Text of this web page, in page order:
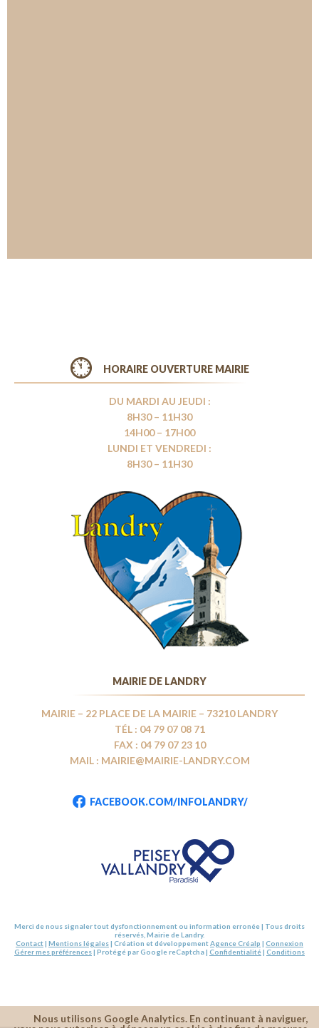
HORAIRE OUVERTURE MAIRIE
DU MARDI AU JEUDI :
8H30 – 11H30
14H00 – 17H00
LUNDI ET VENDREDI :
8H30 – 11H30
MAIRIE DE LANDRY
MAIRIE – 22 PLACE DE LA MAIRIE – 73210 LANDRY
TÉL : 04 79 07 08 71
FAX : 04 79 07 23 10
MAIL : MAIRIE@MAIRIE-LANDRY.COM
FACEBOOK.COM/INFOLANDRY/
Merci de nous signaler tout dysfonctionnement ou information erronée | Tous droits
réservés, Mairie de Landry.
Contact| Mentions légales| Création et développementAgence Créalp | Connexion
Gérer mes préférences| Protégé par Google reCaptcha | Confidentialité| Conditions
Nous utilisons Google Analytics. En continuant à naviguer,